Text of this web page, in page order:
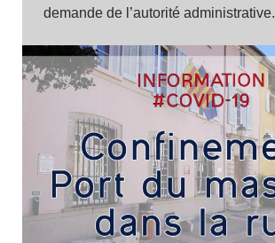
demande de l’autorité administrative.